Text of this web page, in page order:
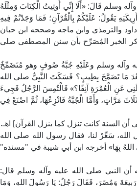
وسلم قَالَ: «أَلَا إِنِّي أُوتِيتُ الْكِتَابَ وَمِثْلَهُ
يَقُولُ: عَلَيْكُمْ بِالْقُرْآنِ؛ فَمَا وَجَدْتُمْ فِيهِ
والترمذي وابن ماجه وصححه ابن حبان
الخبر المُصَرِّح بأن سنن المصطفى صلى
وآله وسلم وعَلَيْهِ جُبَّةُ صُوفٍ وهو مُتَضَمِّخٌ
مَا تَضَمَّخَ بِطِيبٍ؟ فَسَكَتَ النَّبِيُّ صلى الله
عَنِ الْعُمْرَةِ آنِفًا؟» فَالْتُمِسَ الرَّجُلُ فَجِيءَ
مَرَّاتٍ، وَأَمَّا الْجُبَّةُ فَانْزِعْهَا، ثُمَّ اصْنَعْ فِي
سَعِّرْ لنا، فقال رسول الله صلى الله
اللهُ بِهَا» أخرجه ابن أبي شيبة في "مسنده"
النبي صلى الله عليه وآله وسلم قال:
وَمُضَرَ، فَقَالَ رَجُلٌ: يَا رَسُولَ اللهِ، وَمَا